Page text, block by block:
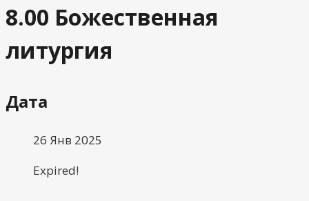
8.00 Божественная
литургия
Дата
26 Янв 2025
Expired!